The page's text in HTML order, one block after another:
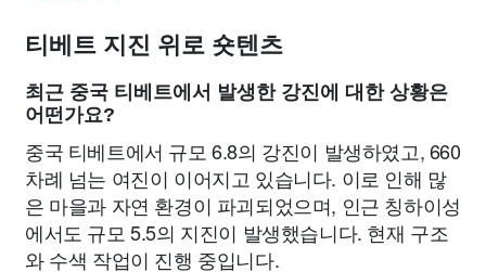
티베트 지진 위로 숏텐츠
최근 중국 티베트에서 발생한 강진에 대한 상황은
어떤가요?
중국 티베트에서 규모 6.8의 강진이 발생하였고, 660
차례 넘는 여진이 이어지고 있습니다. 이로 인해 많
은 마을과 자연 환경이 파괴되었으며, 인근 칭하이성
에서도 규모 5.5의 지진이 발생했습니다. 현재 구조
와 수색 작업이 진행 중입니다.